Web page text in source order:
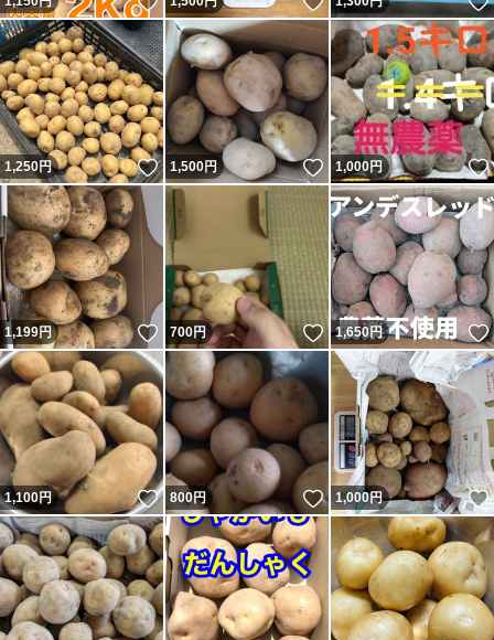
1,250円 いいね！
1,500円 いいね！
1,000円
1,199円 いいね！
700円 いいね！
1,650円
1,100円 いいね！
800円 いいね！
1,000円